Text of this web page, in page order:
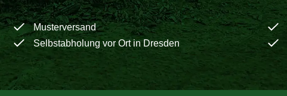
Musterversand
Selbstabholung vor Ort in Dresden